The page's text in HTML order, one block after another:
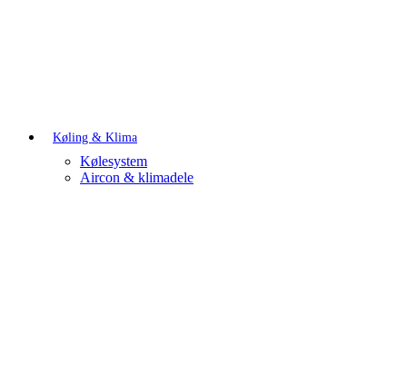
Køling & Klima
Kølesystem
Aircon & klimadele